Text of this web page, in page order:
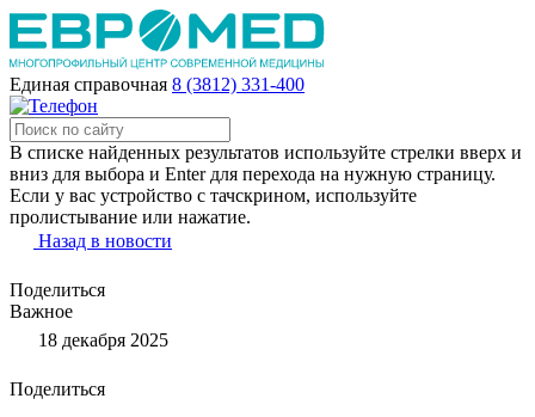
Единая справочная 8 (3812) 331-400
В списке найденных результатов используйте стрелки вверх и
вниз для выбора и Enter для перехода на нужную страницу.
Если у вас устройство с тачскрином, используйте
пролистывание или нажатие.
Назад в новости
Поделиться
Важное
18 декабря 2025
Поделиться